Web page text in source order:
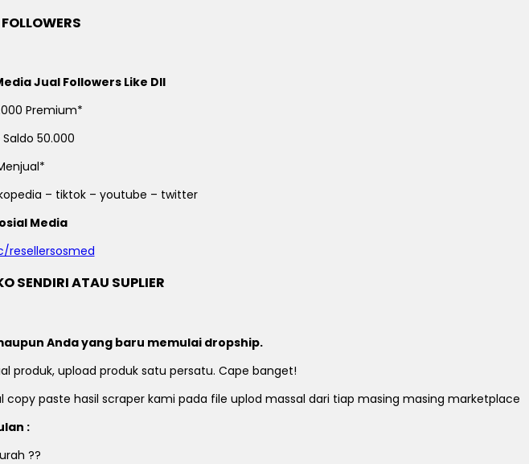
Jual Followers Like Dll
Premium*
50.000
– tiktok – youtube – twitter
Media
SENDIRI ATAU SUPLIER
Anda yang baru memulai dropship.
produk, upload produk satu persatu. Cape banget!
paste hasil scraper kami pada file uplod massal dari tiap masing masing marketplace
:
??